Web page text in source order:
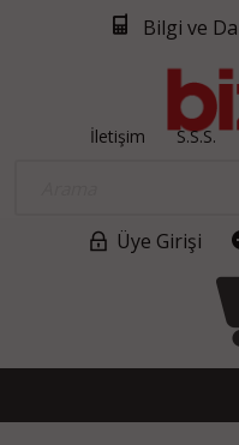
Bilgi ve
İletişim S.S.S.
Üye Girişi